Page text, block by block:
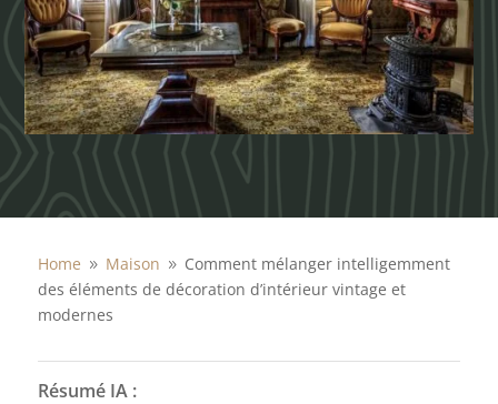
Home 9 Maison 9 Comment mélanger intelligemment
des éléments de décoration d’intérieur vintage et
modernes
Résumé IA :